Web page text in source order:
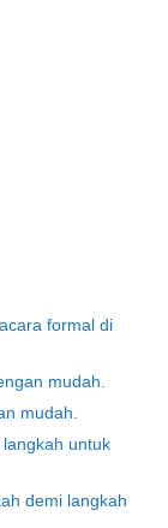
formal di
mudah.
mudah.
untuk
demi langkah